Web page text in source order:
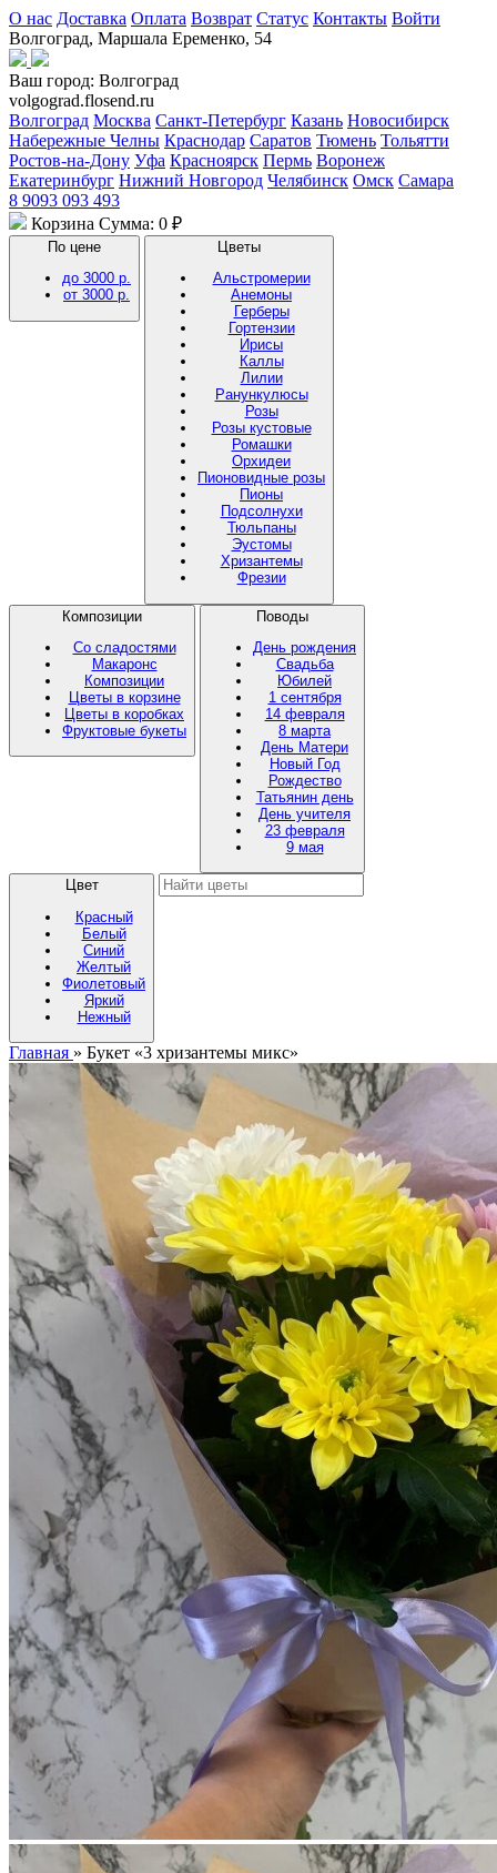
О нас Доставка Оплата Возврат Статус Контакты Войти
Волгоград, Маршала Еременко, 54
Ваш город: Волгоград
volgograd.flosend.ru
Волгоград Москва Санкт-Петербург Казань Новосибирск
Набережные Челны Краснодар Саратов Тюмень Тольятти
Ростов-на-Дону Уфа Красноярск Пермь Воронеж
Екатеринбург Нижний Новгород Челябинск Омск Самара
8 9093 093 493
Корзина Сумма: 0 ₽
По цене
до 3000 р.
от 3000 р.
Цветы
Альстромерии
Анемоны
Герберы
Гортензии
Ирисы
Каллы
Лилии
Ранункулюсы
Розы
Розы кустовые
Ромашки
Орхидеи
Пионовидные розы
Пионы
Подсолнухи
Тюльпаны
Эустомы
Хризантемы
Фрезии
Композиции
Со сладостями
Макаронс
Композиции
Цветы в корзине
Цветы в коробках
Фруктовые букеты
Поводы
День рождения
Свадьба
Юбилей
1 сентября
14 февраля
8 марта
День Матери
Новый Год
Рождество
Татьянин день
День учителя
23 февраля
9 мая
Цвет
Красный
Белый
Синий
Желтый
Фиолетовый
Яркий
Нежный
Главная » Букет «3 хризантемы микс»